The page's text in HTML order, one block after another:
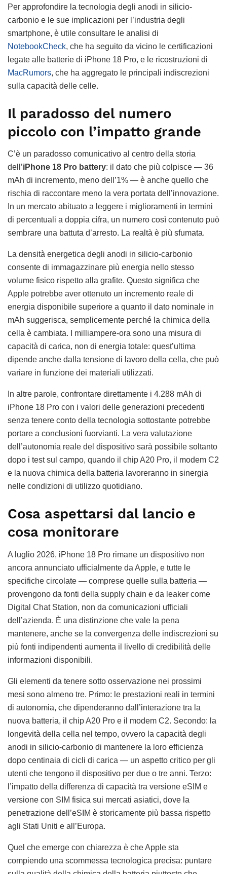
Per approfondire la tecnologia degli anodi in silicio-
carbonio e le sue implicazioni per l’industria degli
smartphone, è utile consultare le analisi di
NotebookCheck, che ha seguito da vicino le certificazioni
legate alle batterie di iPhone 18 Pro, e le ricostruzioni di
MacRumors, che ha aggregato le principali indiscrezioni
sulla capacità delle celle.
Il paradosso del numero
piccolo con l’impatto grande
C’è un paradosso comunicativo al centro della storia
dell’iPhone 18 Pro battery: il dato che più colpisce — 36
mAh di incremento, meno dell’1% — è anche quello che
rischia di raccontare meno la vera portata dell’innovazione.
In un mercato abituato a leggere i miglioramenti in termini
di percentuali a doppia cifra, un numero così contenuto può
sembrare una battuta d’arresto. La realtà è più sfumata.
La densità energetica degli anodi in silicio-carbonio
consente di immagazzinare più energia nello stesso
volume fisico rispetto alla grafite. Questo significa che
Apple potrebbe aver ottenuto un incremento reale di
energia disponibile superiore a quanto il dato nominale in
mAh suggerisca, semplicemente perché la chimica della
cella è cambiata. I milliampere-ora sono una misura di
capacità di carica, non di energia totale: quest’ultima
dipende anche dalla tensione di lavoro della cella, che può
variare in funzione dei materiali utilizzati.
In altre parole, confrontare direttamente i 4.288 mAh di
iPhone 18 Pro con i valori delle generazioni precedenti
senza tenere conto della tecnologia sottostante potrebbe
portare a conclusioni fuorvianti. La vera valutazione
dell’autonomia reale del dispositivo sarà possibile soltanto
dopo i test sul campo, quando il chip A20 Pro, il modem C2
e la nuova chimica della batteria lavoreranno in sinergia
nelle condizioni di utilizzo quotidiano.
Cosa aspettarsi dal lancio e
cosa monitorare
A luglio 2026, iPhone 18 Pro rimane un dispositivo non
ancora annunciato ufficialmente da Apple, e tutte le
specifiche circolate — comprese quelle sulla batteria —
provengono da fonti della supply chain e da leaker come
Digital Chat Station, non da comunicazioni ufficiali
dell’azienda. È una distinzione che vale la pena
mantenere, anche se la convergenza delle indiscrezioni su
più fonti indipendenti aumenta il livello di credibilità delle
informazioni disponibili.
Gli elementi da tenere sotto osservazione nei prossimi
mesi sono almeno tre. Primo: le prestazioni reali in termini
di autonomia, che dipenderanno dall’interazione tra la
nuova batteria, il chip A20 Pro e il modem C2. Secondo: la
longevità della cella nel tempo, ovvero la capacità degli
anodi in silicio-carbonio di mantenere la loro efficienza
dopo centinaia di cicli di carica — un aspetto critico per gli
utenti che tengono il dispositivo per due o tre anni. Terzo:
l’impatto della differenza di capacità tra versione eSIM e
versione con SIM fisica sui mercati asiatici, dove la
penetrazione dell’eSIM è storicamente più bassa rispetto
agli Stati Uniti e all’Europa.
Quel che emerge con chiarezza è che Apple sta
compiendo una scommessa tecnologica precisa: puntare